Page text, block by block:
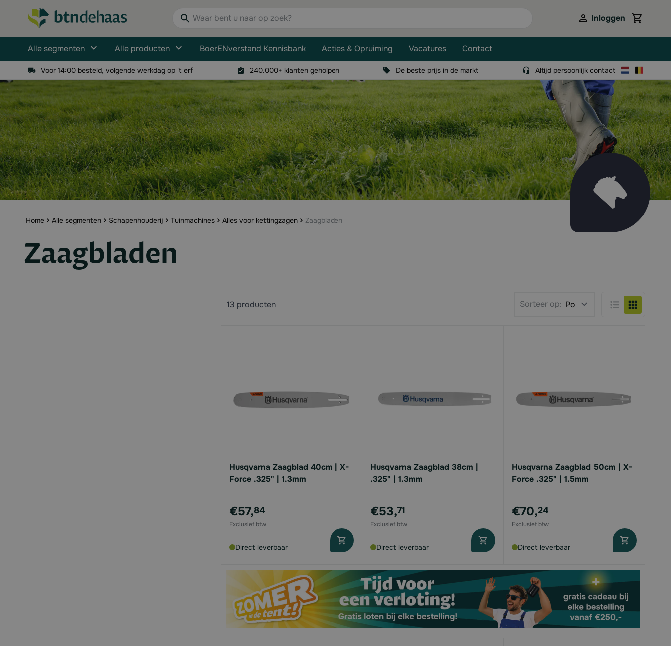
Waar bent u naar op zoek? Inloggen View
Alle segmenten Alle producten BoerENverstand Kennisbank Acties & Opruiming Vacatures Contact
Voor 14:00 besteld, volgende werkdag op 't erf 240.000+ klanten geholpen De beste prijs in de markt Altijd persoonlijk contact
Home Alle segmenten Schapenhouderij Tuinmachines Alles voor kettingzagen Zaagbladen
Zaagbladen
13 producten Sorteer op: Foto-tabel
Lijst
Husqvarna Zaagblad 40cm | X-
Force .325" | 1.3mm
€57,84
Direct leverbaar
Husqvarna Zaagblad 38cm |
.325" | 1.3mm
€53,71
Direct leverbaar
Husqvarna Zaagblad 50cm | X-
Force .325" | 1.5mm
€70,24
Direct leverbaar